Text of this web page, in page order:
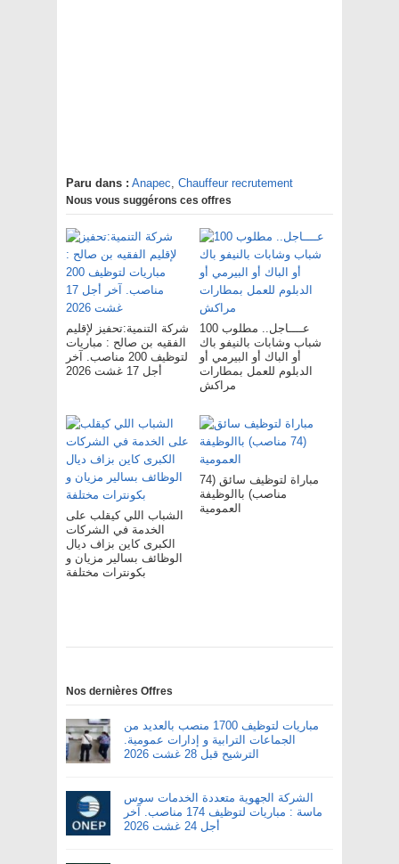
Paru dans : Anapec, Chauffeur recrutement
Nous vous suggérons ces offres
شركة التنمية:تحفيز لإقليم
الفقيه بن صالح : مباريات
لتوظيف 200 مناصب. آخر
أجل 17 غشت 2026
عــــاجل.. مطلوب 100
شباب وشابات بالنيفو باك
أو الباك أو البيرمي أو
الدبلوم للعمل بمطارات
مراكش
الشباب اللي كيقلب على
الخدمة في الشركات
الكبرى كاين بزاف ديال
الوظائف بسالير مزيان و
بكونترات مختلفة
مباراة لتوظيف سائق (74
مناصب) باالوظيفة
العمومية
Nos dernières Offres
مباريات لتوظيف 1700 منصب بالعديد من
الجماعات الترابية و إدارات عمومية.
الترشيح قبل 28 غشت 2026
الشركة الجهوية متعددة الخدمات سوس
ماسة : مباريات لتوظيف 174 مناصب. آخر
أجل 24 غشت 2026